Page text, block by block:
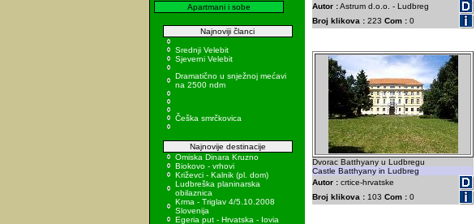
Apartmani i sobe
Najnoviji članci
Srednji Velebit
Sjeverni Velebit
Dramatično u snježnoj mećavi
na 2500 ndm
Češka smrčkovica
Najnovije destinacije
Omiska Dinara Kruzno
Biokovo - vrhovi
Križevci - Kalnik (pl. dom)
Ludbreška planinarska
obilaznica
Krma - Triglav 4/5.10.2008
Slovenija
Egeria put - Hrvatska - Iovia
Autor :Astrum d.o.o. - Ludbreg
Broj klikova : 223 Com : 0
Dvorac Batthyany u Ludbregu
Castle Batthyany in Ludbreg
Autor : crtice-hrvatske
Broj klikova : 103 Com : 0